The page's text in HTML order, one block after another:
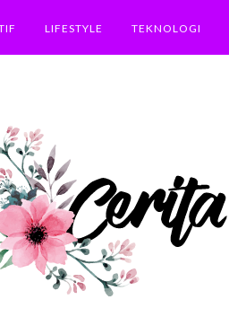
LIFESTYLE TEKNOLOGI